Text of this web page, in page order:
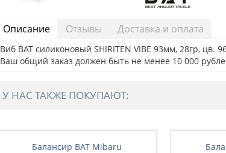
Описание Отзывы Доставка и оплата
Виб BAT силиконовый SHIRITEN VIBE 93мм, 28гр, цв.
Ваш общий заказ должен быть не менее 10 000
У НАС ТАКЖЕ ПОКУПАЮТ:
Балансир BAT Mibaru